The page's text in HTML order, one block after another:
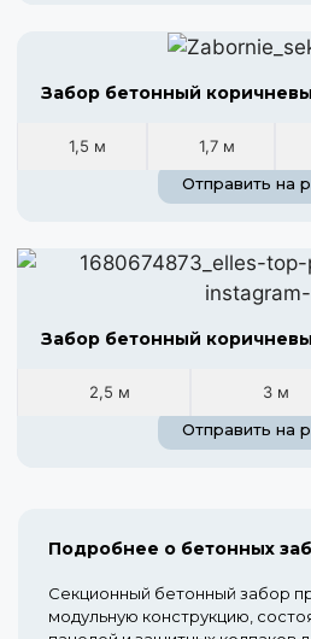
Забор бетонный
1,5 м 1,7 м
Отправить на
Забор бетонный
2,5 м 3 м
Отправить на
Подробнее о бетонных
Секционный бетонный забор
модульную конструкцию,